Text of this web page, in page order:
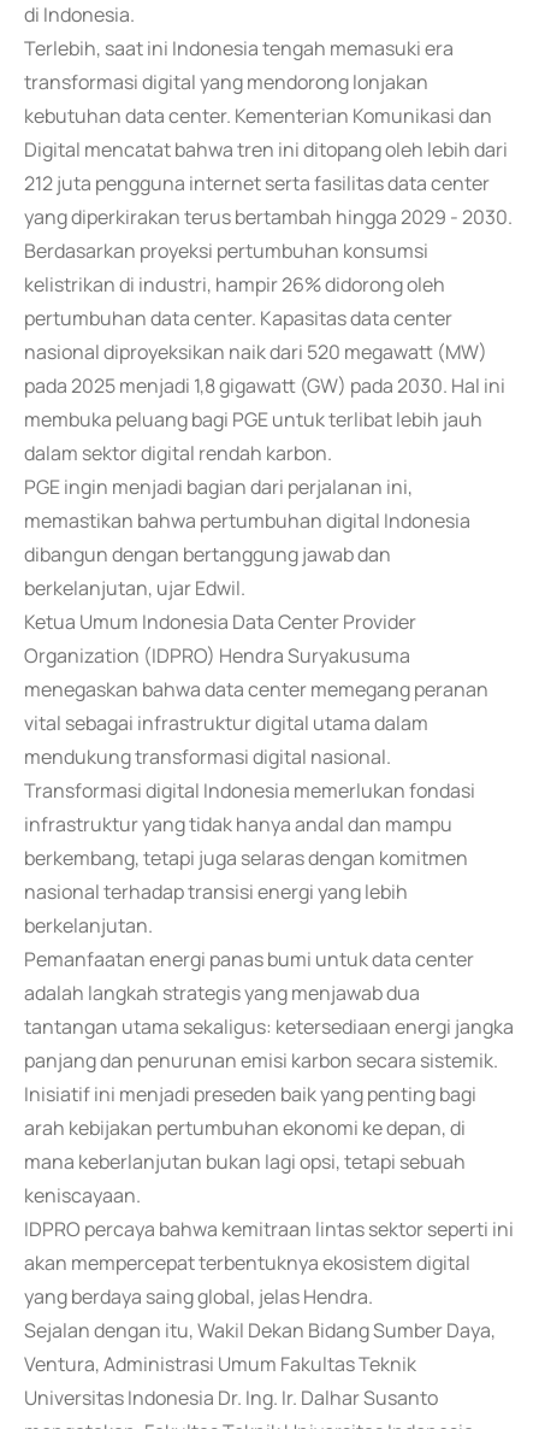
di Indonesia.
Terlebih, saat ini Indonesia tengah memasuki era
transformasi digital yang mendorong lonjakan
kebutuhan data center. Kementerian Komunikasi dan
Digital mencatat bahwa tren ini ditopang oleh lebih dari
212 juta pengguna internet serta fasilitas data center
yang diperkirakan terus bertambah hingga 2029 - 2030.
Berdasarkan proyeksi pertumbuhan konsumsi
kelistrikan di industri, hampir 26% didorong oleh
pertumbuhan data center. Kapasitas data center
nasional diproyeksikan naik dari 520 megawatt (MW)
pada 2025 menjadi 1,8 gigawatt (GW) pada 2030. Hal ini
membuka peluang bagi PGE untuk terlibat lebih jauh
dalam sektor digital rendah karbon.
PGE ingin menjadi bagian dari perjalanan ini,
memastikan bahwa pertumbuhan digital Indonesia
dibangun dengan bertanggung jawab dan
berkelanjutan, ujar Edwil.
Ketua Umum Indonesia Data Center Provider
Organization (IDPRO) Hendra Suryakusuma
menegaskan bahwa data center memegang peranan
vital sebagai infrastruktur digital utama dalam
mendukung transformasi digital nasional.
Transformasi digital Indonesia memerlukan fondasi
infrastruktur yang tidak hanya andal dan mampu
berkembang, tetapi juga selaras dengan komitmen
nasional terhadap transisi energi yang lebih
berkelanjutan.
Pemanfaatan energi panas bumi untuk data center
adalah langkah strategis yang menjawab dua
tantangan utama sekaligus: ketersediaan energi jangka
panjang dan penurunan emisi karbon secara sistemik.
Inisiatif ini menjadi preseden baik yang penting bagi
arah kebijakan pertumbuhan ekonomi ke depan, di
mana keberlanjutan bukan lagi opsi, tetapi sebuah
keniscayaan.
IDPRO percaya bahwa kemitraan lintas sektor seperti ini
akan mempercepat terbentuknya ekosistem digital
yang berdaya saing global, jelas Hendra.
Sejalan dengan itu, Wakil Dekan Bidang Sumber Daya,
Ventura, Administrasi Umum Fakultas Teknik
Universitas Indonesia Dr. Ing. Ir. Dalhar Susanto